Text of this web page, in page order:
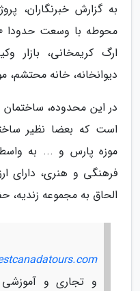
به گزارش خبرنگاران،
ارگ کریمخانی، بازار
دیوانخانه، خانه
در این محدوده، ساختمان
است که بعضا نظیر
موزه پارس و ... به
فرهنگی و هنری، دارای
الحاق به مجموعه زندیه،
و تجاری و